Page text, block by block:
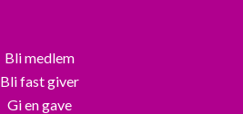
Bli medlem
Bli fast giver
Gi en gave